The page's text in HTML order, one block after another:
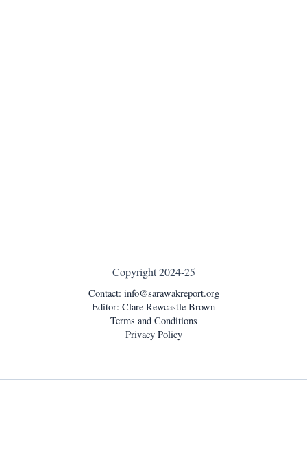
Copyright 2024-25
Contact: info@sarawakreport.org
Editor: Clare Rewcastle Brown
Terms and Conditions
Privacy Policy